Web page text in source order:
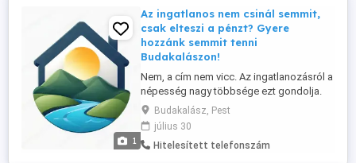
1
Az ingatlanos nem csinál semmit,
csak elteszi a pénzt? Gyere
hozzánk semmit tenni
Budakalászon!
Nem, a cím nem vicc. Az ingatlanozásról a
népesség nagy többsége ezt gondolja.
Ennek tükrében ingatlan irodánk referens-
üzlettársat keres a Szentendrei szigeten
és környékén, elsősorban helyi lakos
személyében. Tapasztalat nem
Budakalász, Pest
július 30
Hitelesített telefonszám